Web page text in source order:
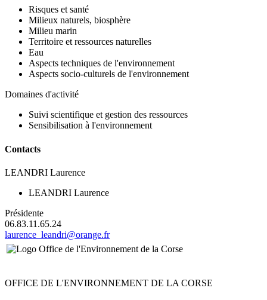
Risques et santé
Milieux naturels, biosphère
Milieu marin
Territoire et ressources naturelles
Eau
Aspects techniques de l'environnement
Aspects socio-culturels de l'environnement
Domaines d'activité
Suivi scientifique et gestion des ressources
Sensibilisation à l'environnement
Contacts
LEANDRI Laurence
LEANDRI Laurence
Présidente
06.83.11.65.24
laurence_leandri@orange.fr
OFFICE DE L'ENVIRONNEMENT DE LA CORSE